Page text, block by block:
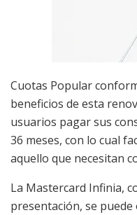
Cuotas Popular
beneficios de esta
usuarios pagar sus
36 meses, con lo cual
aquello que necesitan
La Mastercard Infinia,
presentación, se